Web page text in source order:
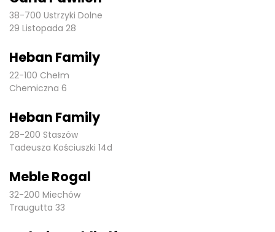
38-700 Ustrzyki Dolne
29 Listopada 28
Heban Family
22-100 Chełm
Chemiczna 6
Heban Family
28-200 Staszów
Tadeusza Kościuszki 14d
Meble Rogal
32-200 Miechów
Traugutta 33